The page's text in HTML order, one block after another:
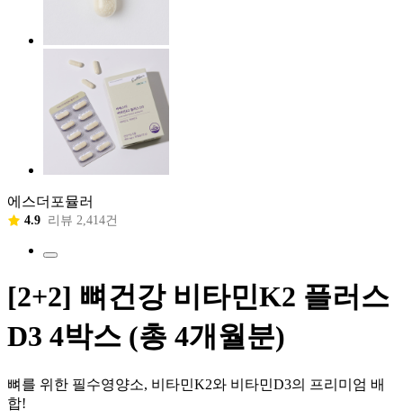
에스더포뮬러
4.9 리뷰 2,414건
[2+2] 뼈건강 비타민K2 플러스
D3 4박스 (총 4개월분)
뼈를 위한 필수영양소, 비타민K2와 비타민D3의 프리미엄 배
합!